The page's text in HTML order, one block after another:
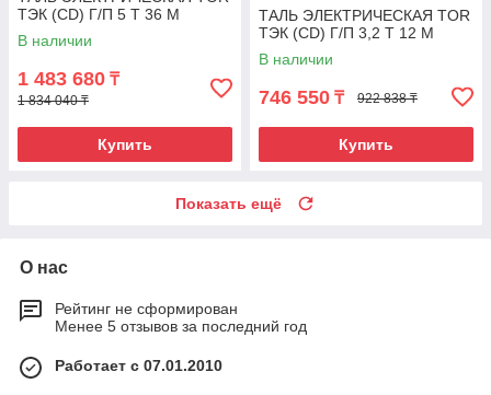
ТЭК (CD) Г/П 5 Т 36 М
В наличии
1 483 680 ₸
1 834 040 ₸
Купить
ТАЛЬ ЭЛЕКТРИЧЕСКАЯ TOR
ТЭК (CD) Г/П 3,2 Т 12 М
В наличии
746 550 ₸ 922 838 ₸
Купить
Показать ещё
О нас
Рейтинг не сформирован
Менее 5 отзывов за последний год
Работает с 07.01.2010